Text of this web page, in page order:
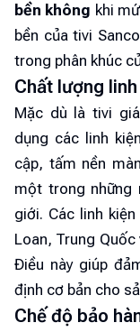
bền không khi
bền của tivi
trong phân khúc
Chất lượng
Mặc dù là tivi
dụng các linh
cập, tấm nền
một trong những
giới. Các linh
Loan, Trung
Điều này giúp
định cơ bản cho
Chế độ bảo